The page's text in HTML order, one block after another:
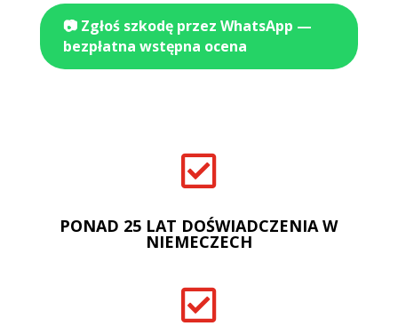
📷 Zgłoś szkodę przez WhatsApp —
bezpłatna wstępna ocena

PONAD 25 LAT DOŚWIADCZENIA W
NIEMECZECH
